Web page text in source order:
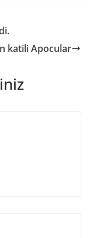
katili Apocular